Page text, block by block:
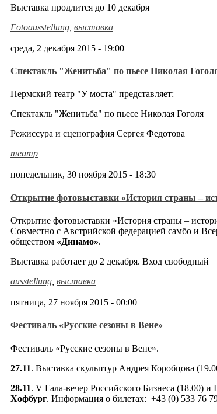
Выставка продлится до 10 декабря
Fotoausstellung выставка
среда, 2 декабря 2015 - 19:00
Спектакль "Женитьба" по пьесе Николая
Пермский театр "У моста" представляет:
Спектакль "Женитьба" по пьесе Николая Гоголя
Режиссура и сценография Сергея Федотова
театр
понедельник, 30 ноября 2015 - 18:30
Открытие фотовыставки «История страны –
Открытие фотовыставки «История страны –
Совместно с Австрийской федерацией самбо и
обществом «Динамо».
Выставка работает до 2 декабря. Вход свободный
ausstellung выставка
пятница, 27 ноября 2015 - 00:00
Фестиваль «Русские сезоны в Вене»
Фестиваль «Русские сезоны в Вене».
27.11. Выставка скульптур Андрея Коробцова
28.11. V Гала-вечер Российского Бизнеса (18.00)
Хофбург. Информация о билетах: +43 (0) 533 76